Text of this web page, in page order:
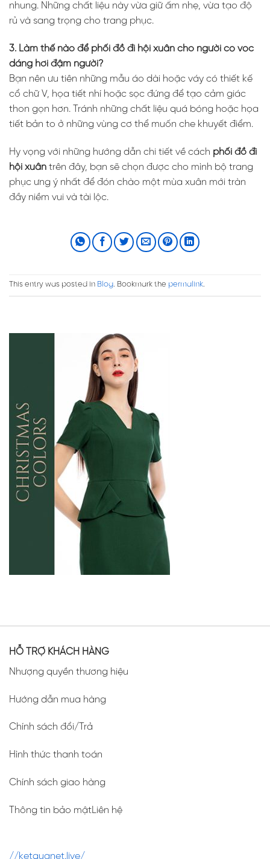
nhung. Những chất liệu này vừa giữ ấm nhẹ, vừa tạo độ
rủ và sang trọng cho trang phục.
3. Làm thế nào để phối đồ đi hội xuân cho người có vóc
dáng hơi đậm người?
Bạn nên ưu tiên những mẫu áo dài hoặc váy có thiết kế
cổ chữ V, họa tiết nhí hoặc sọc đứng để tạo cảm giác
thon gọn hơn. Tránh những chất liệu quá bóng hoặc họa
tiết bản to ở những vùng cơ thể muốn che khuyết điểm.
Hy vọng với những hướng dẫn chi tiết về cách phối đồ đi
hội xuân trên đây, bạn sẽ chọn được cho mình bộ trang
phục ưng ý nhất để đón chào một mùa xuân mới tràn
đầy niềm vui và tài lộc.
This entry was posted in Blog. Bookmark the permalink.
HỖ TRỢ KHÁCH HÀNG
Nhượng quyền thương hiệu
Hướng dẫn mua hàng
Chính sách đổi/Trả
Hình thức thanh toán
Chính sách giao hàng
Thông tin bảo mậtLiên hệ
//ketquanet.live/